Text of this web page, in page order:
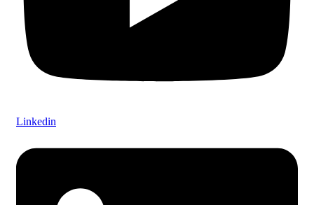
Linkedin